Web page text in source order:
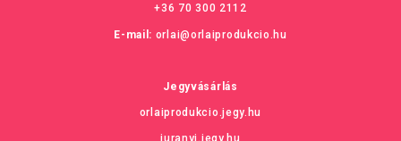
+36 70 300 2112
E-mail: orlai@orlaiprodukcio.hu
Jegyvásárlás
orlaiprodukcio.jegy.hu